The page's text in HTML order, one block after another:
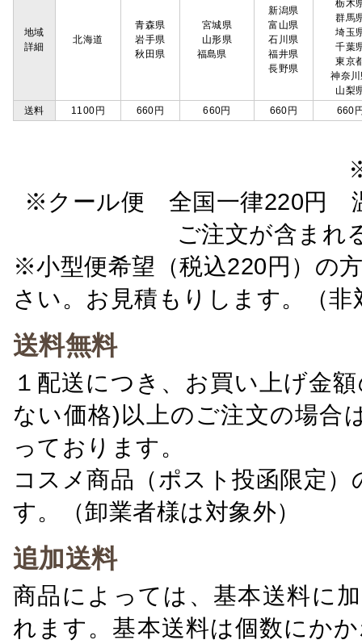
地域
詳細
北海道
青森県
岩手県
秋田県
宮城県
山形県
福島県
新潟県
富山県
石川県
福井県
長野県
栃木
群馬
埼玉
千葉
東京
神奈
山梨
送料
1100円 660円 660円 660円 660
※クール便 全国一律220円
ご注文が含ま
※小型便希望（税込220円）の
さい。お見積もりします。（非
送料無料
１配送につき、お買い上げ金
ない価格)以上のご注文の場合
っております。
コスメ商品（ポスト投函限定
す。（卸業者様は対象外）
追加送料
商品によっては、基本送料に
れます。基本送料は個数にか